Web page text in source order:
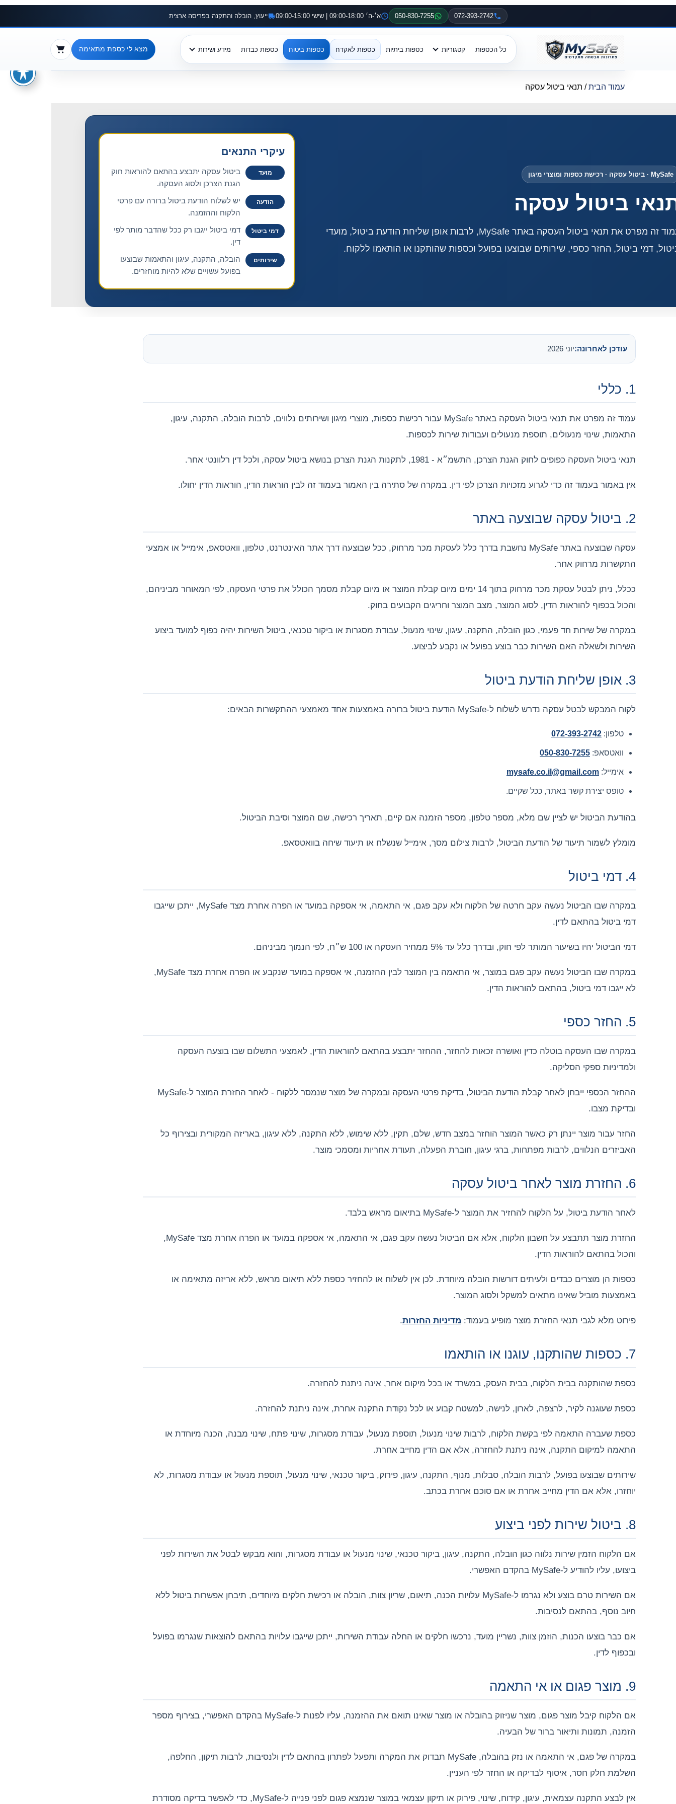
072-393-2742
050-830-7255 א׳-ה׳ 09:00-18:00 | שישי 09:00-15:00 ייעוץ, הובלה והתקנה בפריסה ארצית
כל הכספות קטגוריות כספות ביתיות כספות לאקדח כספות ביטוח כספות כבדות מידע ושירות מצא לי כספת מתאימה
עמוד הבית/ תנאי ביטול עסקה
MySafe · ביטול עסקה · רכישת כספות ומוצרי מיגון
ביטול עסקה
עמוד זה מפרט את תנאי ביטול העסקה באתר MySafe, לרבות אופן שליחת הודעת ביטול, מועדי
דמי ביטול, החזר כספי, שירותים שבוצעו בפועל וכספות שהותקנו או הותאמו ללקוח.
עיקרי התנאים
מועד
ביטול עסקה יתבצע בהתאם להוראות חוק
הגנת הצרכן ולסוג העסקה.
הודעה
יש לשלוח הודעת ביטול ברורה עם פרטי
הלקוח וההזמנה.
דמי ביטול
דמי ביטול ייגבו רק ככל שהדבר מותר לפי
דין.
שירותים
הובלה, התקנה, עיגון והתאמות שבוצעו
בפועל עשויים שלא להיות מוחזרים.
עודכן לאחרונה:יוני 2026
1. כללי
עמוד זה מפרט את תנאי ביטול העסקה באתר MySafe עבור רכישת כספות, מוצרי מיגון ושירותים נלווים, לרבות הובלה, התקנה, עיגון,
התאמות, שינוי מנעולים, תוספת מנעולים ועבודות שירות לכספות.
תנאי ביטול העסקה כפופים לחוק הגנת הצרכן, התשמ״א - 1981, לתקנות הגנת הצרכן בנושא ביטול עסקה, ולכל דין רלוונטי אחר.
אין באמור בעמוד זה כדי לגרוע מזכויות הצרכן לפי דין. במקרה של סתירה בין האמור בעמוד זה לבין הוראות הדין, הוראות הדין יחולו.
2. ביטול עסקה שבוצעה באתר
עסקה שבוצעה באתר MySafe נחשבת בדרך כלל לעסקת מכר מרחוק, ככל שבוצעה דרך אתר האינטרנט, טלפון, וואטסאפ, אימייל או אמצעי
התקשרות מרחוק אחר.
ככלל, ניתן לבטל עסקת מכר מרחוק בתוך 14 ימים מיום קבלת המוצר או מיום קבלת מסמך הכולל את פרטי העסקה, לפי המאוחר מביניהם,
והכול בכפוף להוראות הדין, לסוג המוצר, מצב המוצר וחריגים הקבועים בחוק.
במקרה של שירות חד פעמי, כגון הובלה, התקנה, עיגון, שינוי מנעול, עבודת מסגרות או ביקור טכנאי, ביטול השירות יהיה כפוף למועד ביצוע
השירות ולשאלה האם השירות כבר בוצע בפועל או נקבע לביצוע.
3. אופן שליחת הודעת ביטול
לקוח המבקש לבטל עסקה נדרש לשלוח ל-MySafe הודעת ביטול ברורה באמצעות אחד מאמצעי ההתקשרות הבאים:
טלפון: 072-393-2742
וואטסאפ: 050-830-7255
אימייל: mysafe.co.il@gmail.com
טופס יצירת קשר באתר, ככל שקיים.
בהודעת הביטול יש לציין שם מלא, מספר טלפון, מספר הזמנה אם קיים, תאריך רכישה, שם המוצר וסיבת הביטול.
מומלץ לשמור תיעוד של הודעת הביטול, לרבות צילום מסך, אימייל שנשלח או תיעוד שיחה בוואטסאפ.
4. דמי ביטול
במקרה שבו הביטול נעשה עקב חרטה של הלקוח ולא עקב פגם, אי התאמה, אי אספקה במועד או הפרה אחרת מצד MySafe, ייתכן שייגבו
דמי ביטול בהתאם לדין.
דמי הביטול יהיו בשיעור המותר לפי חוק, ובדרך כלל עד 5% ממחיר העסקה או 100 ש״ח, לפי הנמוך מביניהם.
במקרה שבו הביטול נעשה עקב פגם במוצר, אי התאמה בין המוצר לבין ההזמנה, אי אספקה במועד שנקבע או הפרה אחרת מצד MySafe,
לא ייגבו דמי ביטול, בהתאם להוראות הדין.
5. החזר כספי
במקרה שבו העסקה בוטלה כדין ואושרה זכאות להחזר, ההחזר יתבצע בהתאם להוראות הדין, לאמצעי התשלום שבו בוצעה העסקה
ולמדיניות ספקי הסליקה.
ההחזר הכספי ייבחן לאחר קבלת הודעת הביטול, בדיקת פרטי העסקה ובמקרה של מוצר שנמסר ללקוח - לאחר החזרת המוצר ל-MySafe
ובדיקת מצבו.
החזר עבור מוצר יינתן רק כאשר המוצר הוחזר במצב חדש, שלם, תקין, ללא שימוש, ללא התקנה, ללא עיגון, באריזה המקורית ובצירוף כל
האביזרים הנלווים, לרבות מפתחות, ברגי עיגון, חוברת הפעלה, תעודת אחריות ומסמכי מוצר.
6. החזרת מוצר לאחר ביטול עסקה
לאחר הודעת ביטול, על הלקוח להחזיר את המוצר ל-MySafe בתיאום מראש בלבד.
החזרת מוצר תתבצע על חשבון הלקוח, אלא אם הביטול נעשה עקב פגם, אי התאמה, אי אספקה במועד או הפרה אחרת מצד MySafe,
והכול בהתאם להוראות הדין.
כספות הן מוצרים כבדים ולעיתים דורשות הובלה מיוחדת. לכן אין לשלוח או להחזיר כספת ללא תיאום מראש, ללא אריזה מתאימה או
באמצעות מוביל שאינו מתאים למשקל ולסוג המוצר.
פירוט מלא לגבי תנאי החזרת מוצר מופיע בעמוד: מדיניות החזרות.
7. כספות שהותקנו, עוגנו או הותאמו
כספת שהותקנה בבית הלקוח, בבית העסק, במשרד או בכל מיקום אחר, אינה ניתנת להחזרה.
כספת שעוגנה לקיר, לרצפה, לארון, לנישה, למשטח קבוע או לכל נקודת התקנה אחרת, אינה ניתנת להחזרה.
כספת שעברה התאמה לפי בקשת הלקוח, לרבות שינוי מנעול, תוספת מנעול, עבודת מסגרות, שינוי פתח, שינוי מבנה, הכנה מיוחדת או
התאמה למיקום התקנה, אינה ניתנת להחזרה, אלא אם הדין מחייב אחרת.
שירותים שבוצעו בפועל, לרבות הובלה, סבלות, מנוף, התקנה, עיגון, פירוק, ביקור טכנאי, שינוי מנעול, תוספת מנעול או עבודת מסגרות, לא
יוחזרו, אלא אם הדין מחייב אחרת או אם סוכם אחרת בכתב.
8. ביטול שירות לפני ביצוע
אם הלקוח הזמין שירות נלווה כגון הובלה, התקנה, עיגון, ביקור טכנאי, שינוי מנעול או עבודת מסגרות, והוא מבקש לבטל את השירות לפני
ביצועו, עליו להודיע ל-MySafe בהקדם האפשרי.
אם השירות טרם בוצע ולא נגרמו ל-MySafe עלויות הכנה, תיאום, שריון צוות, הובלה או רכישת חלקים מיוחדים, תיבחן אפשרות ביטול ללא
חיוב נוסף, בהתאם לנסיבות.
אם כבר בוצעו הכנות, הוזמן צוות, נשריין מועד, נרכשו חלקים או החלה עבודת השירות, ייתכן שייגבו עלויות בהתאם להוצאות שנגרמו בפועל
ובכפוף לדין.
9. מוצר פגום או אי התאמה
אם הלקוח קיבל מוצר פגום, מוצר שניזוק בהובלה או מוצר שאינו תואם את ההזמנה, עליו לפנות ל-MySafe בהקדם האפשרי, בצירוף מספר
הזמנה, תמונות ותיאור ברור של הבעיה.
במקרה של פגם, אי התאמה או נזק בהובלה, MySafe תבדוק את המקרה ותפעל לפתרון בהתאם לדין ולנסיבות, לרבות תיקון, החלפה,
השלמת חלק חסר, איסוף לבדיקה או החזר לפי העניין.
אין לבצע התקנה עצמאית, עיגון, קידוח, שינוי, פירוק או תיקון עצמאי במוצר שנמצא פגום לפני פנייה ל-MySafe, כדי לאפשר בדיקה מסודרת